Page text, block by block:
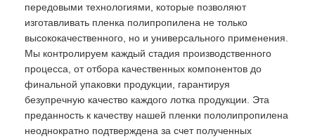
передовыми технологиями, которые позволяют
изготавливать пленка полипропилена не только
высококачественного, но и универсального применения.
Мы контролируем каждый стадия производственного
процесса, от отбора качественных компонентов до
финальной упаковки продукции, гарантируя
безупречную качество каждого лотка продукции. Эта
преданность к качеству нашей пленки пололипропилена
неоднократно подтверждена за счет полученных